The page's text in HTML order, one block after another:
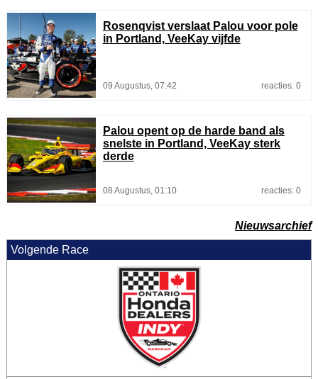
Rosenqvist verslaat Palou voor pole
in Portland, VeeKay vijfde
09 Augustus, 07:42 reacties: 0
Palou opent op de harde band als
snelste in Portland, VeeKay sterk
derde
08 Augustus, 01:10 reacties: 0
Nieuwsarchief
Volgende Race